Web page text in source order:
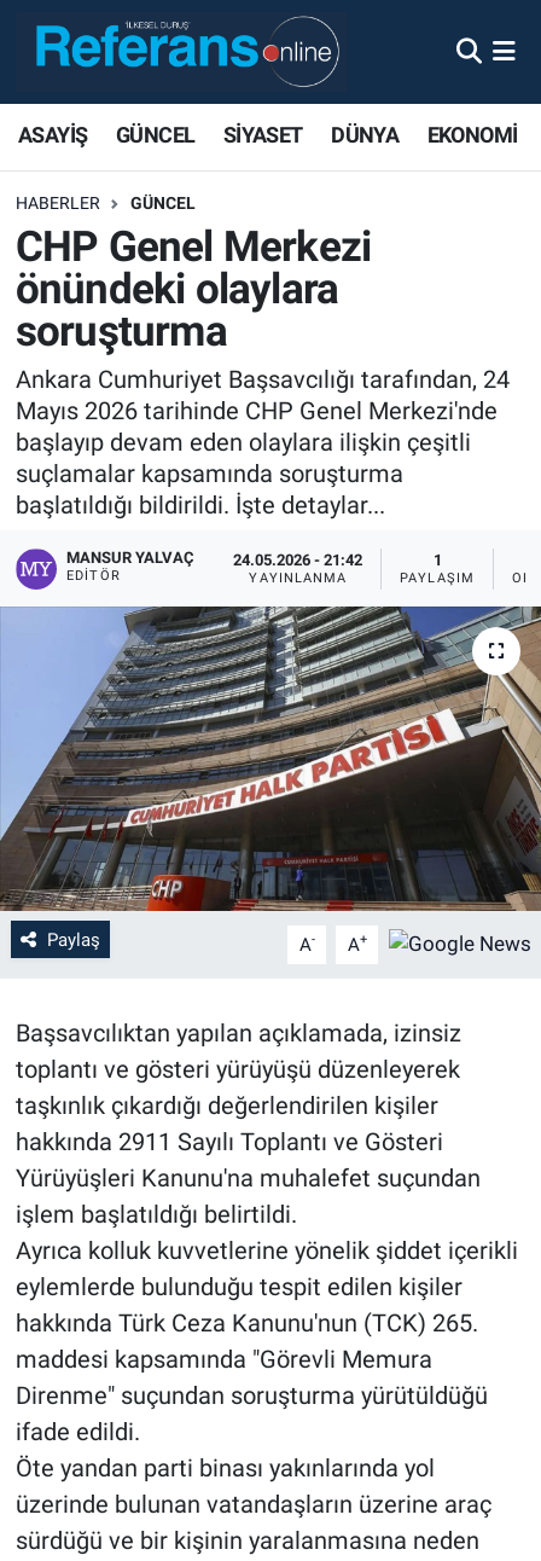
ASAYİŞ GÜNCEL SİYASET DÜNYA EKONOMİ
HABERLER GÜNCEL
CHP Genel Merkezi
önündeki olaylara
soruşturma
Ankara Cumhuriyet Başsavcılığı tarafından, 24
Mayıs 2026 tarihinde CHP Genel Merkezi'nde
başlayıp devam eden olaylara ilişkin çeşitli
suçlamalar kapsamında soruşturma
başlatıldığı bildirildi. İşte detaylar...
MANSUR YALVAÇ
EDITÖR
24.05.2026 - 21:42
YAYINLANMA
1
PAYLAŞIM
Paylaş A- A+
Başsavcılıktan yapılan açıklamada, izinsiz
toplantı ve gösteri yürüyüşü düzenleyerek
taşkınlık çıkardığı değerlendirilen kişiler
hakkında 2911 Sayılı Toplantı ve Gösteri
Yürüyüşleri Kanunu'na muhalefet suçundan
işlem başlatıldığı belirtildi.
Ayrıca kolluk kuvvetlerine yönelik şiddet içerikli
eylemlerde bulunduğu tespit edilen kişiler
hakkında Türk Ceza Kanunu'nun (TCK) 265.
maddesi kapsamında "Görevli Memura
Direnme" suçundan soruşturma yürütüldüğü
ifade edildi.
Öte yandan parti binası yakınlarında yol
üzerinde bulunan vatandaşların üzerine araç
sürdüğü ve bir kişinin yaralanmasına neden